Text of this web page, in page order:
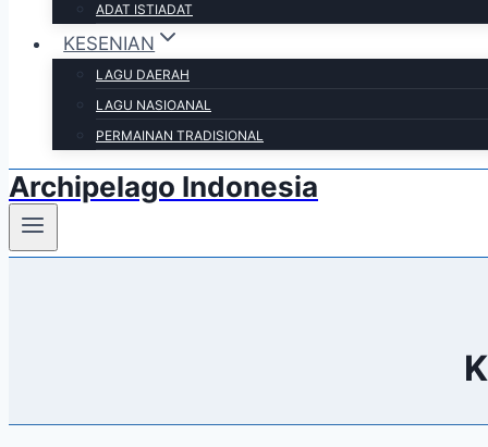
ADAT ISTIADAT
KESENIAN
LAGU DAERAH
LAGU NASIOANAL
PERMAINAN TRADISIONAL
Archipelago Indonesia